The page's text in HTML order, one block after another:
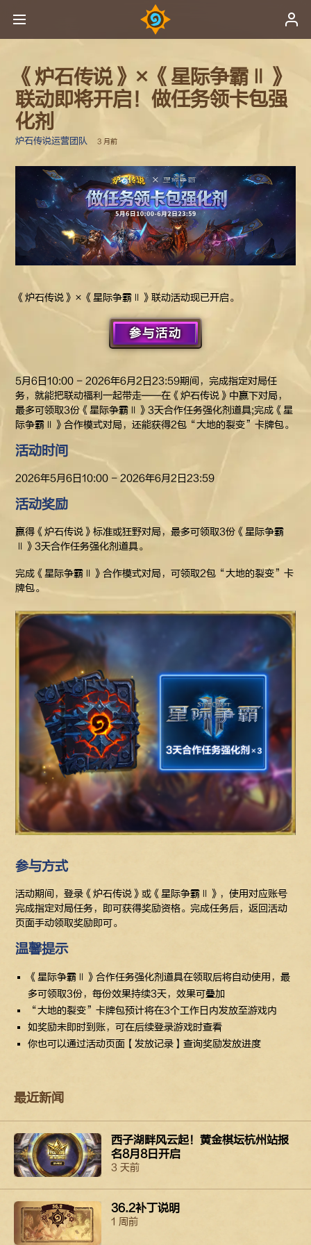
《炉石传说》×《星际争霸Ⅱ》
联动即将开启！做任务领卡包强
化剂
炉石传说运营团队 3 月前
《炉石传说》×《星际争霸Ⅱ》联动活动现已开启。
参与活动
5月6日10:00 - 2026年6月2日23:59期间，完成指定对局任
务，就能把联动福利一起带走——在《炉石传说》中赢下对局，
最多可领取3份《星际争霸Ⅱ》3天合作任务强化剂道具;完成《星
际争霸Ⅱ》合作模式对局，还能获得2包“大地的裂变”卡牌包。
活动时间
2026年5月6日10:00 - 2026年6月2日23:59
活动奖励
赢得《炉石传说》标准或狂野对局，最多可领取3份《星际争霸
Ⅱ》3天合作任务强化剂道具。
完成《星际争霸Ⅱ》合作模式对局，可领取2包“大地的裂变”卡
牌包。
参与方式
活动期间，登录《炉石传说》或《星际争霸Ⅱ》，使用对应账号
完成指定对局任务，即可获得奖励资格。完成任务后，返回活动
页面手动领取奖励即可。
温馨提示
《星际争霸Ⅱ》合作任务强化剂道具在领取后将自动使用，最
多可领取3份，每份效果持续3天，效果可叠加
“大地的裂变”卡牌包预计将在3个工作日内发放至游戏内
如奖励未即时到账，可在后续登录游戏时查看
你也可以通过活动页面【发放记录】查询奖励发放进度
最近新闻
西子湖畔风云起！黄金棋坛杭州站报
名8月8日开启
3 天前
36.2补丁说明
1 周前